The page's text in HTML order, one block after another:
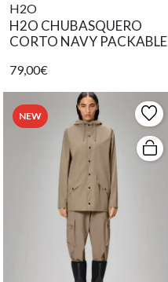
H2O
H2O CHUBASQUERO
CORTO NAVY PACKABLE
79,00€
NEW